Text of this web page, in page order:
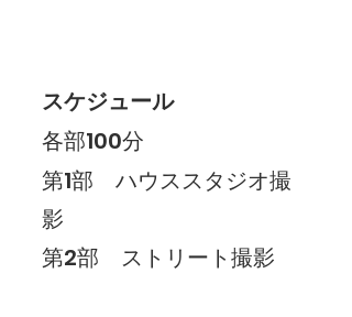
スケジュール
各部100分
第1部　ハウススタジオ撮
影
第2部　ストリート撮影